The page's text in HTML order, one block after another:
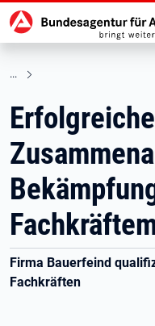
zu den Hauptinhalten
Erfolgreiche
Firma Bauerfeind
Fachkräften